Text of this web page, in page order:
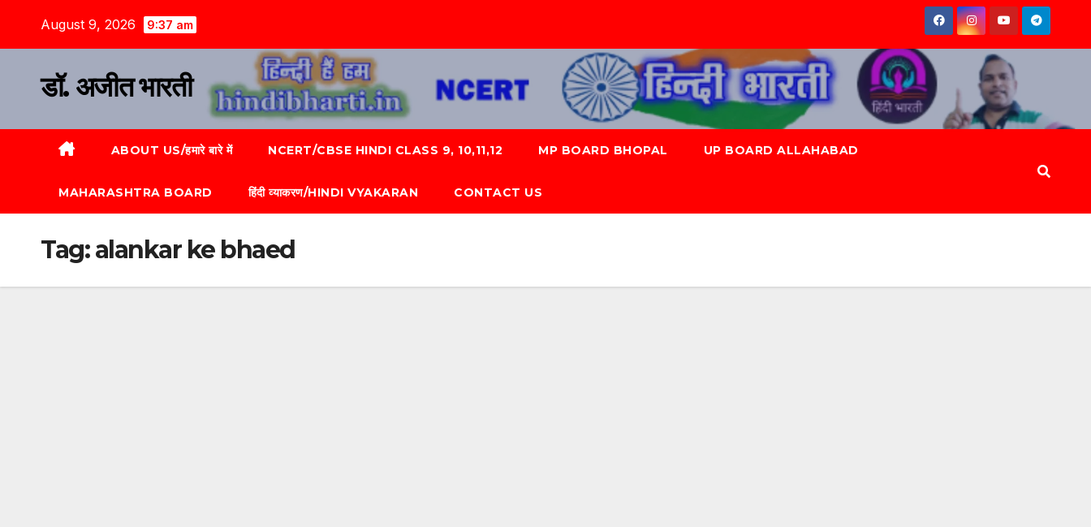
August 9, 2026 9:37 am
डॉ. अजीत भारती
ABOUT US/हमारे बारे में NCERT/CBSE HINDI CLASS 9, 10,11,12 MP BOARD BHOPAL UP BOARD ALLAHABAD
MAHARASHTRA BOARD हिंदी व्याकरण/HINDI VYAKARAN CONTACT US
Tag:alankar ke bhaed